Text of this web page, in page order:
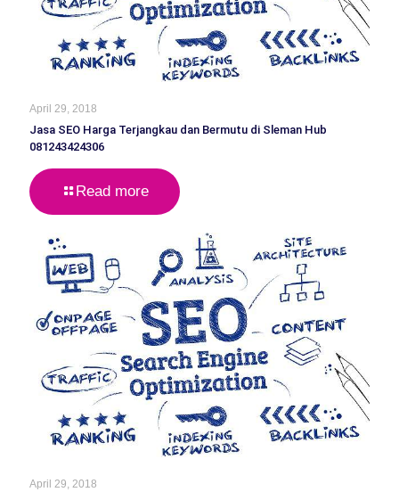
April 29, 2018
Jasa SEO Harga Terjangkau dan Bermutu di Sleman Hub
081243424306
Read more
April 29, 2018